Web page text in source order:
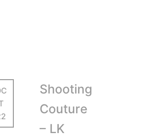
Shooting
Couture
– LK